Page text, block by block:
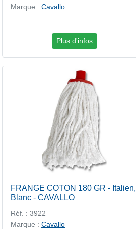
Marque : Cavallo
Plus d'infos
FRANGE COTON 180 GR - Italien,
Blanc - CAVALLO
Réf. : 3922
Marque : Cavallo